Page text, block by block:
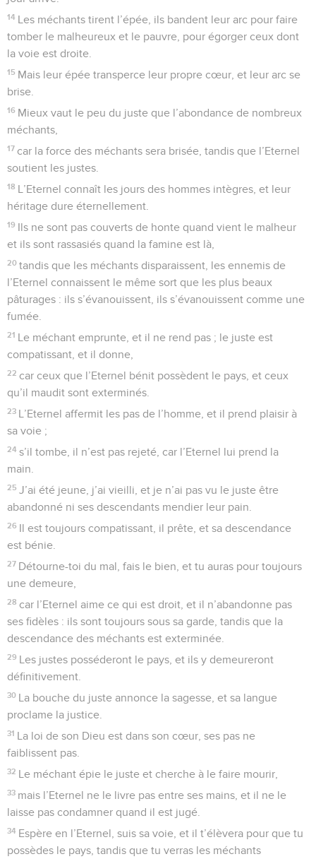
honte et de confusion, ceux qui s’attaquent à moi !
Qu’ils aient de l’allégresse et de la joie, ceux qui prennent
l’Eternel est grand, lui qui veut la paix de son serviteur ! »
Psaumes 36
Seuls les Évangiles sont disponibles en vidéo pour le moment.
Ne t'irrite pas du succès des méchants
1 Au chef de chœur. Du serviteur de l’Eternel, de David.
2
La parole de révolte du méchant pénètre au fond de mon
cœur : *la crainte de Dieu n’est pas devant ses yeux,
crime et le détester.
renonce à être sage, à faire le bien.
5
n'est pas bonne, il ne repousse pas le mal.
nuages.
jugements sont profonds comme le grand océan. Eternel, tu
secours les hommes et les bêtes.
Combien ta bonté est précieuse, ô Dieu ! A l’ombre de tes
ailes les hommes cherchent un refuge.
Ils se rassasient de l’abondance de ta maison, et tu les fais
boire au torrent de tes délices,
car c’est auprès de toi qu’est la source de la vie, et c’est
par ta lumière que nous voyons la lumière.
sur ceux dont le cœur est droit !
main des méchants ne me fasse pas fuir !
13
renversés, et ils ne peuvent pas se relever.
Psaumes 37
Seuls les Évangiles sont disponibles en vidéo pour le moment.